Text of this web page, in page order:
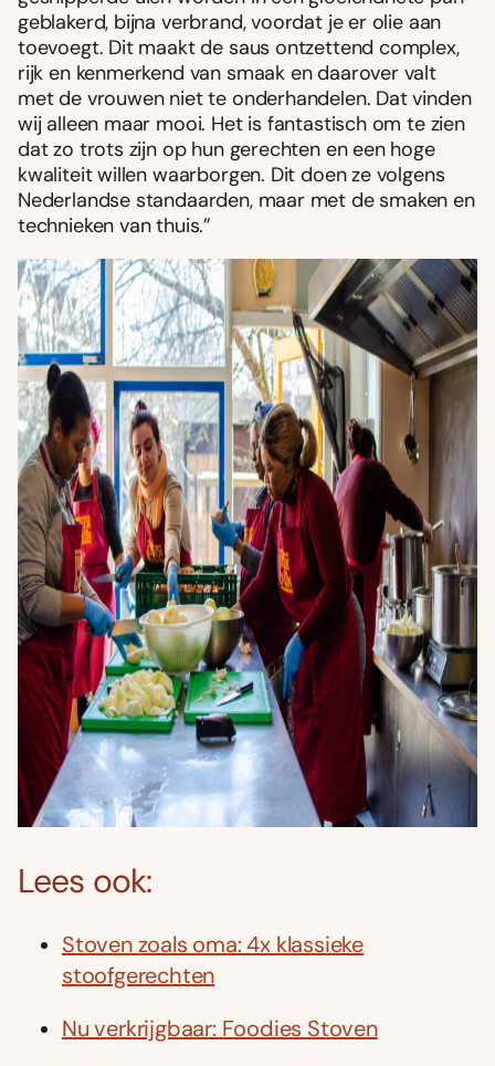
geblakerd, bijna verbrand, voordat je er olie aan
toevoegt. Dit maakt de saus ontzettend complex,
rijk en kenmerkend van smaak en daarover valt
met de vrouwen niet te onderhandelen. Dat vinden
wij alleen maar mooi. Het is fantastisch om te zien
dat zo trots zijn op hun gerechten en een hoge
kwaliteit willen waarborgen. Dit doen ze volgens
Nederlandse standaarden, maar met de smaken en
technieken van thuis.”
Lees ook:
Stoven zoals oma: 4x klassieke
stoofgerechten
Nu verkrijgbaar: Foodies Stoven